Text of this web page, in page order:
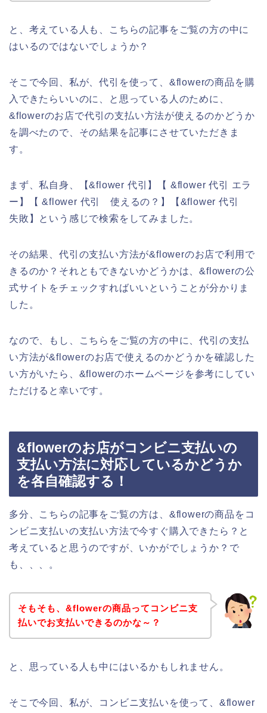
と、考えている人も、こちらの記事をご覧の方の中に
はいるのではないでしょうか？
そこで今回、私が、代引を使って、&flowerの商品を購
入できたらいいのに、と思っている人のために、
&flowerのお店で代引の支払い方法が使えるのかどうか
を調べたので、その結果を記事にさせていただきま
す。
まず、私自身、【&flower 代引】【 &flower 代引 エラ
ー】【 &flower 代引 使えるの？】【&flower 代引
失敗】という感じで検索をしてみました。
その結果、代引の支払い方法が&flowerのお店で利用で
きるのか？それともできないかどうかは、&flowerの公
式サイトをチェックすればいいということが分かりま
した。
なので、もし、こちらをご覧の方の中に、代引の支払
い方法が&flowerのお店で使えるのかどうかを確認した
い方がいたら、&flowerのホームページを参考にしてい
ただけると幸いです。
&flowerのお店がコンビニ支払いの
支払い方法に対応しているかどうか
を各自確認する！
多分、こちらの記事をご覧の方は、&flowerの商品をコ
ンビニ支払いの支払い方法で今すぐ購入できたら？と
考えていると思うのですが、いかがでしょうか？で
も、、、。
そもそも、&flowerの商品ってコンビニ支
払いでお支払いできるのかな～？
と、思っている人も中にはいるかもしれません。
そこで今回、私が、コンビニ支払いを使って、&flower